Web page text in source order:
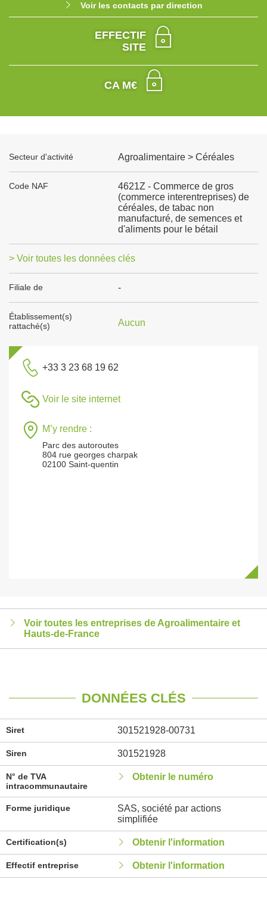
Voir les contacts par direction
EFFECTIF
SITE
CA M€
Secteur d'activité Agroalimentaire > Céréales
Code NAF
4621Z - Commerce de gros
(commerce interentreprises) de
céréales, de tabac non
manufacturé, de semences et
d'aliments pour le bétail
> Voir toutes les données clés
Filiale de -
Établissement(s)
rattaché(s)
Aucun
+33 3 23 68 19 62
Voir le site internet
M’y rendre :
Parc des autoroutes
804 rue georges charpak
02100 Saint-quentin
Voir toutes les entreprises de Agroalimentaire et
Hauts-de-France
DONNÉES CLÉS
Siret 301521928-00731
Siren 301521928
N° de TVA
intracommunautaire
Obtenir le numéro
Forme juridique
SAS, société par actions
simplifiée
Certification(s) Obtenir l'information
Effectif entreprise Obtenir l'information